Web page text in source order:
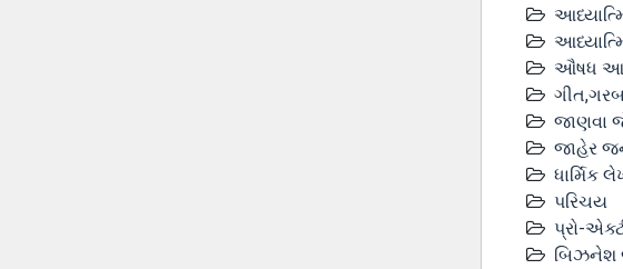
ઔષધ
જાણવા
જાહેર
ધાર્મિક
પરિચય
પ્રો-
બિઝનેશ